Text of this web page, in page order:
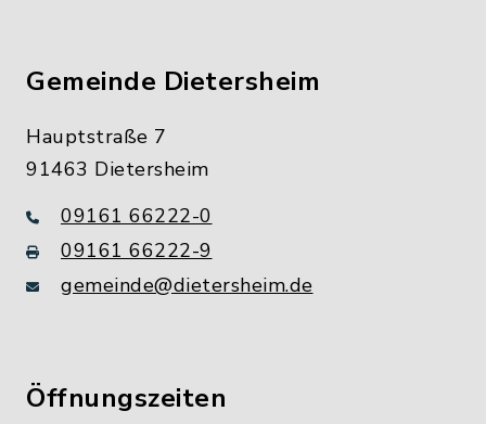
Gemeinde Dietersheim
Hauptstraße 7
91463 Dietersheim
09161 66222-0
09161 66222-9
gemeinde@dietersheim.de
Öffnungszeiten